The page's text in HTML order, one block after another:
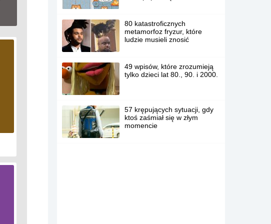
80 katastroficznych
metamorfoz fryzur, które
ludzie musieli znosić
49 wpisów, które zrozumieją
tylko dzieci lat 80., 90. i 2000.
57 krępujących sytuacji, gdy
ktoś zaśmiał się w złym
momencie